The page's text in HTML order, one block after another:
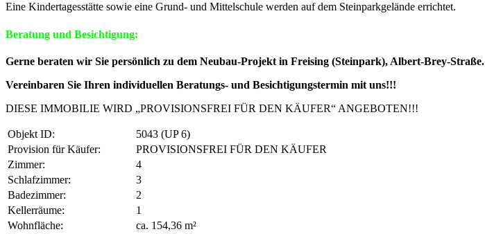
Eine Kindertagesstätte sowie eine Grund- und Mittelschule werden auf dem Steinparkgelände errichtet.
Beratung und Besichtigung:
Gerne beraten wir Sie persönlich zu dem Neubau-Projekt in Freising (Steinpark), Albert-Brey-Straße.
Vereinbaren Sie Ihren individuellen Beratungs- und Besichtigungstermin mit uns!!!
DIESE IMMOBILIE WIRD „PROVISIONSFREI FÜR DEN KÄUFER“ ANGEBOTEN!!!
Objekt ID:
5043 (UP 6)
Provision für Käufer:
PROVISIONSFREI FÜR DEN KÄUFER
Zimmer:
4
Schlafzimmer:
3
Badezimmer:
2
Kellerräume:
1
Wohnfläche:
ca. 154,36 m²